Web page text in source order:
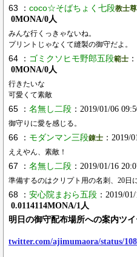
63 ： coco☆そばちょく七段教士
0MONA/0人
みんな行くっきゃないね。
プリントじゃなくて縫製の御守だよ。
64 ： ゴミクソヒモ野郎五段範士
0MONA/0人
行きたいな
可愛くて素敵
65 ： 名無し二段 ：2019/01/06
御守りに愛を感じる。
66 ： モダンマン三段錬士 ：2019/
ええやん、素敵！
67 ： 名無し二段 ：2019/01/16
準備するのはクリプト用の名刺、20日
68 ： 安心院まおら五段 ：2019/
0.0114114MONA/1人
明日の御守配布場所への案内ツイ
twitter.com/ajimumaora/status/